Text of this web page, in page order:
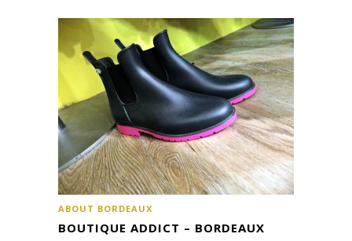
ABOUT BORDEAUX
BOUTIQUE ADDICT – BORDEAUX